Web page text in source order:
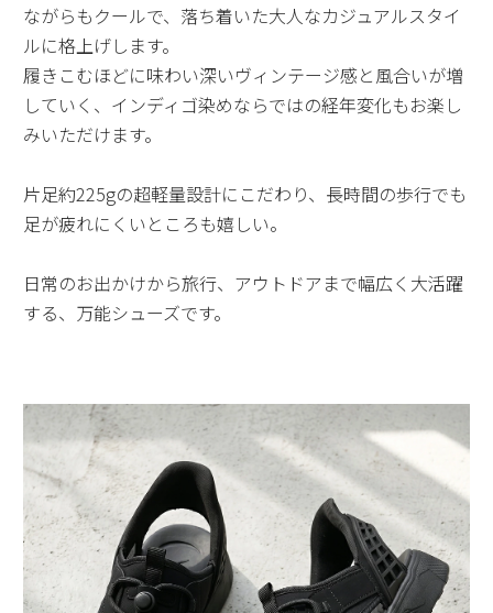
ながらもクールで、落ち着いた大人なカジュアルスタイ
ルに格上げします。
履きこむほどに味わい深いヴィンテージ感と風合いが増
していく、インディゴ染めならではの経年変化もお楽し
みいただけます。
片足約225gの超軽量設計にこだわり、長時間の歩行でも
足が疲れにくいところも嬉しい。
日常のお出かけから旅行、アウトドアまで幅広く大活躍
する、万能シューズです。